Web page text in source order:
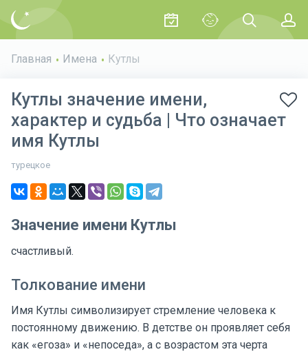
Главная Имена Кутлы
Кутлы значение имени,
характер и судьба | Что означает
имя Кутлы
турецкое
Значение имени Кутлы
счастливый.
Толкование имени
Имя Кутлы символизирует стремление человека к
постоянному движению. В детстве он проявляет себя
как «егоза» и «непоседа», а с возрастом эта черта